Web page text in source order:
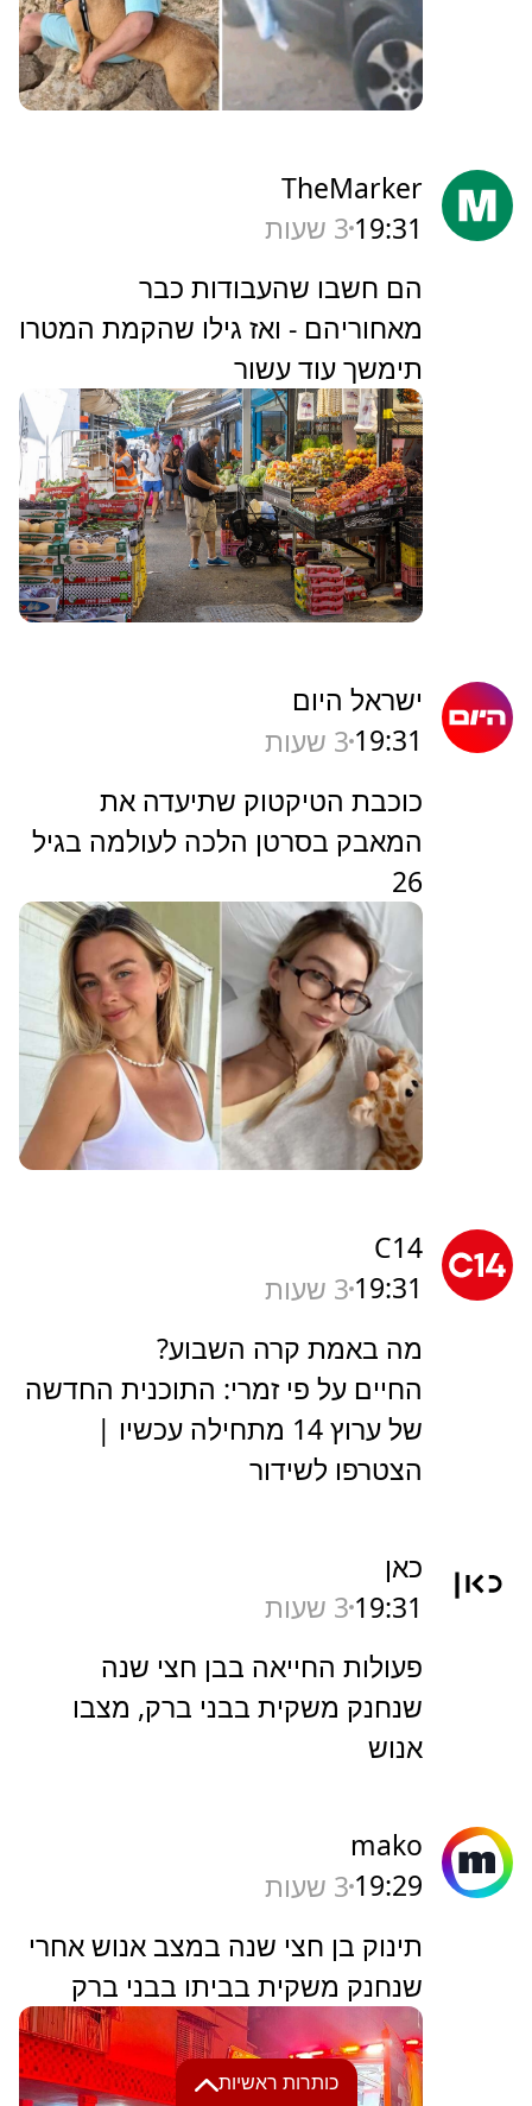
כותרות ראשיות
TheMarker
19:31 3 שעות
‏הם חשבו שהעבודות כבר
מאחוריהם - ואז גילו שהקמת המטרו
תימשך עוד עשור
ישראל היום
19:31 3 שעות
כוכבת הטיקטוק שתיעדה את
המאבק בסרטן הלכה לעולמה בגיל
26
C14
19:31 3 שעות
מה באמת קרה השבוע?
החיים על פי זמרי: התוכנית החדשה
של ערוץ 14 מתחילה עכשיו |
הצטרפו לשידור
כאן
19:31 3 שעות
פעולות החייאה בבן חצי שנה
שנחנק משקית בבני ברק, מצבו
אנוש
mako
19:29 3 שעות
תינוק בן חצי שנה במצב אנוש אחרי
שנחנק משקית בביתו בבני ברק